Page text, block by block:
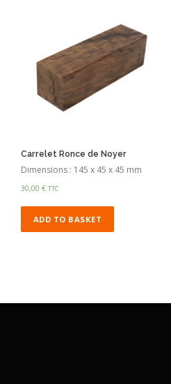
Carrelet Ronce de Noyer
Dimensions : 145 x 45 x 45 mm
30,00€ TTC
ADD TO BASKET